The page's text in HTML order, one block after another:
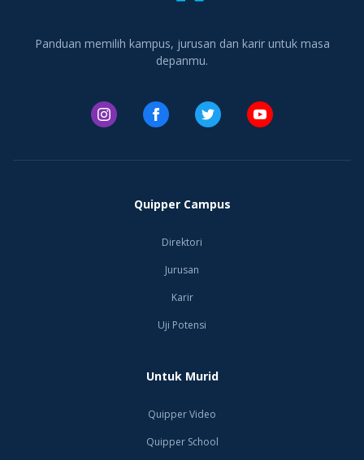
Panduan memilih kampus, jurusan dan karir untuk masa
depanmu.
Quipper Campus
Direktori
Jurusan
Karir
Uji Potensi
Untuk Murid
Quipper Video
Quipper School